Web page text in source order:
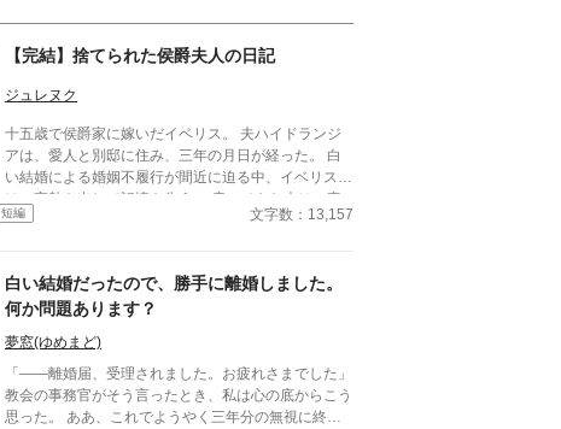
【完結】捨てられた侯爵夫人の日記
ジュレヌク
十五歳で侯爵家に嫁いだイベリス。 夫ハイドランジ
アは、愛人と別邸に住み、三年の月日が経った。 白
い結婚による婚姻不履行が間近に迫る中、イベリス
は、高熱を出して記憶を失う。 戻ってきた夫は、妻
に仕える侍女アリッサムから、いない月日の間書き綴
詰まっていた。 十八歳になり、美しく成長した妻を
前に、ハイドランジアは、心が揺らぐ。 自分への恋
れていたのなら、また、愛を育めるのではないのか？
様々な人間の思いが交錯し、物語は、思わぬ方向へと
進んでいく。
短編 文字数：13,157
白い結婚だったので、勝手に離婚しました。
何か問題あります？
夢窓(ゆめまど)
「――離婚届、受理されました。お疲れさまでした」
教会の事務官がそう言ったとき、私は心の底からこう
思った。 ああ、これでようやく三年分の無視に終止